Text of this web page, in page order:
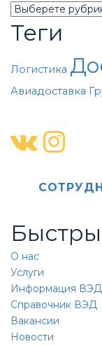
Categories
Теги
Логистика
Авиадоставка
О нас
Услуги
Информация ВЭД
Справочник ВЭД
Вакансии
Новости